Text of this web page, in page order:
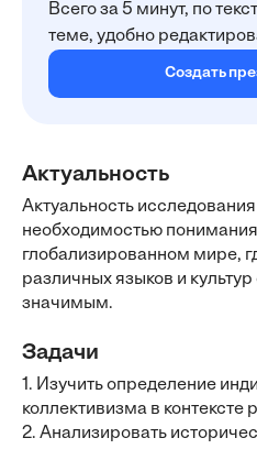
Всего за 5 минут, по
теме, удобно
Создать
Актуальность
Актуальность
необходимостью
глобализированном мире,
различных языков и
значимым.
Задачи
1. Изучить определение
коллективизма в контексте
2. Анализировать